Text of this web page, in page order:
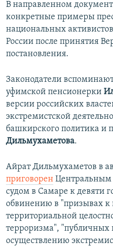
В направленном
конкретные примеры
национальных
России после принятия
постановления.
Законодатели
уфимской пенсионерки
версии российских
экстремистской
башкирского политика и
Дильмухаметова.
Айрат Дильмухаметов в
приговорен
судом в Самаре к девяти
обвинению в "призывах
территориальной
терроризма", "публичных
осуществлению